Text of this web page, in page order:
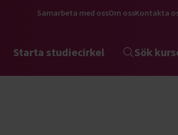
Samarbeta med ossOm ossKontakta
Starta studiecirkel Sök